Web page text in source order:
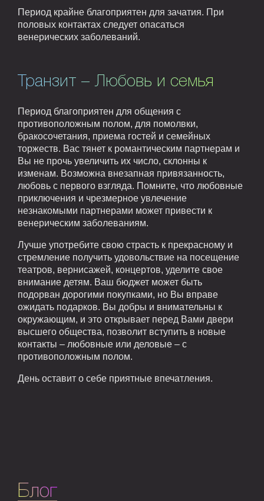
Период крайне благоприятен для зачатия. При
половых контактах следует опасаться
венерических заболеваний.
Транзит – Любовь и семья
Период благоприятен для общения с
противоположным полом, для помолвки,
бракосочетания, приема гостей и семейных
торжеств. Вас тянет к романтическим партнерам и
Вы не прочь увеличить их число, склонны к
изменам. Возможна внезапная привязанность,
любовь с первого взгляда. Помните, что любовные
приключения и чрезмерное увлечение
незнакомыми партнерами может привести к
венерическим заболеваниям.
Лучше употребите свою страсть к прекрасному и
стремление получить удовольствие на посещение
театров, вернисажей, концертов, уделите свое
внимание детям. Ваш бюджет может быть
подорван дорогими покупками, но Вы вправе
ожидать подарков. Вы добры и внимательны к
окружающим, и это открывает перед Вами двери
высшего общества, позволит вступить в новые
контакты – любовные или деловые – с
противоположным полом.
День оставит о себе приятные впечатления.
Блог